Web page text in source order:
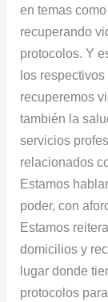
en temas
recuperando
protocolos. Y
los
recuperemos
también la
servicios
relacionados
Estamos
poder, con
Estamos
domicilios y
lugar donde
protocolos